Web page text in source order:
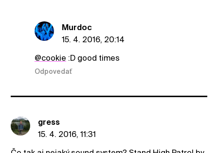
Murdoc
15. 4. 2016, 20:14
@cookie :D good times
Odpovedať
gress
15. 4. 2016, 11:31